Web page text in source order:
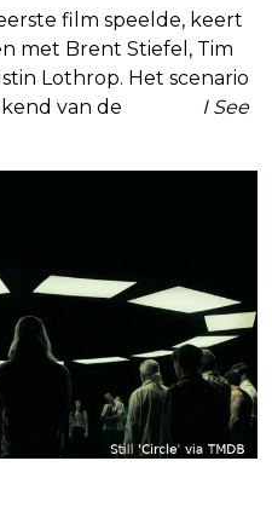
film speelde, keert
met Brent Stiefel, Tim
Lothrop. Het scenario
van de
I See